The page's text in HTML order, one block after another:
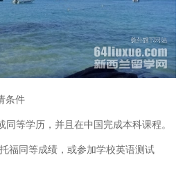
条件
同等学历，并且在中国完成本科课程。
福同等成绩，或参加学校英语测试